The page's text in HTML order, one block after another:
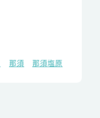
那須 那須塩原